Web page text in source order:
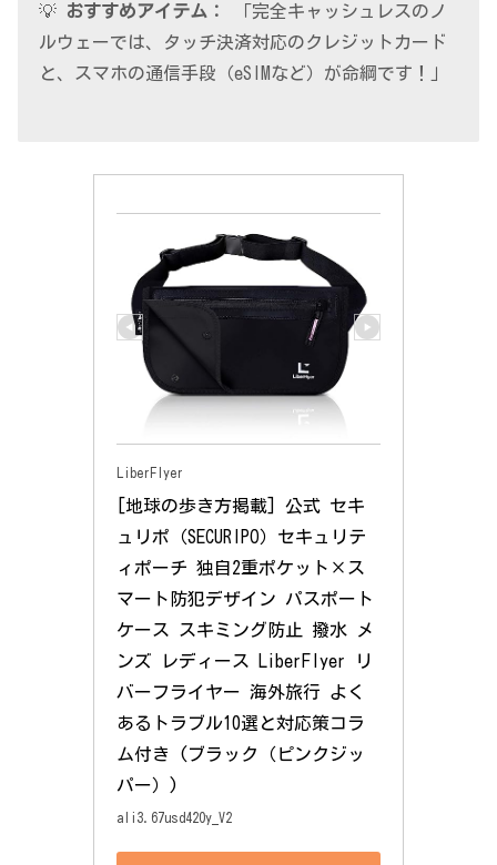
💡 おすすめアイテム：
「完全キャッシュレスのノ
ルウェーでは、タッチ決済対応のクレジットカード
と、スマホの通信手段（eSIMなど）が命綱です！」
LiberFlyer
[地球の歩き方掲載] 公式 セキ
ュリポ（SECURIPO）セキュリテ
ィポーチ 独自2重ポケット×ス
マート防犯デザイン パスポート
ケース スキミング防止 撥水 メ
ンズ レディース LiberFlyer リ
バーフライヤー 海外旅行 よく
あるトラブル10選と対応策コラ
ム付き (ブラック（ピンクジッ
パー）)
ali3.67usd420y_V2